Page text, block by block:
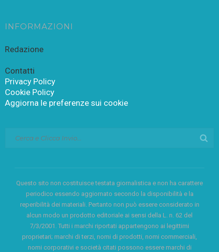
INFORMAZIONI
Redazione
Contatti
Privacy Policy
Cookie Policy
Aggiorna le preferenze sui cookie
Questo sito non costituisce testata giornalistica e non ha carattere
periodico essendo aggiornato secondo la disponibilità e la
reperibilità dei materiali. Pertanto non può essere considerato in
alcun modo un prodotto editoriale ai sensi della L. n. 62 del
7/3/2001. Tutti i marchi riportati appartengono ai legittimi
proprietari; marchi di terzi, nomi di prodotti, nomi commerciali,
nomi corporativi e società citati possono essere marchi di